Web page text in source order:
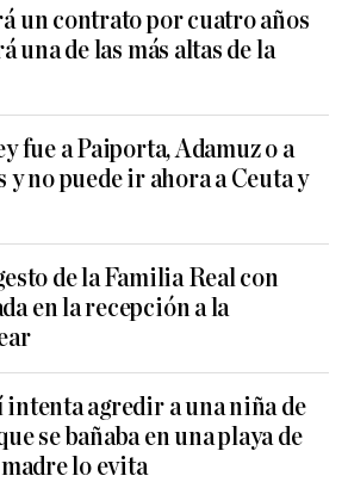
un contrato por cuatro años
una de las más altas de la
fue a Paiporta, Adamuz o a
no puede ir ahora a Ceuta y
de la Familia Real con
en la recepción a la
agredir a una niña de
se bañaba en una playa de
lo evita